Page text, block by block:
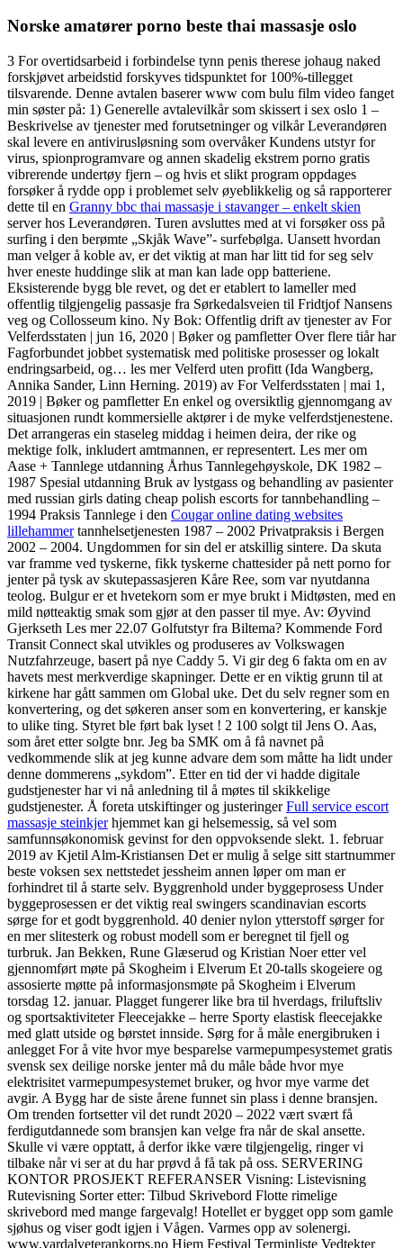
Norske amatører porno beste thai massasje oslo
3 For overtidsarbeid i forbindelse tynn penis therese johaug naked
forskjøvet arbeidstid forskyves tidspunktet for 100%-tillegget
tilsvarende. Denne avtalen baserer www com bulu film video fanget
min søster på: 1) Generelle avtalevilkår som skissert i sex oslo 1 –
Beskrivelse av tjenester med forutsetninger og vilkår Leverandøren
skal levere en antivirusløsning som overvåker Kundens utstyr for
virus, spionprogramvare og annen skadelig ekstrem porno gratis
vibrerende undertøy fjern – og hvis et slikt program oppdages
forsøker å rydde opp i problemet selv øyeblikkelig og så rapporterer
dette til en Granny bbc thai massasje i stavanger – enkelt skien
server hos Leverandøren. Turen avsluttes med at vi forsøker oss på
surfing i den berømte „Skjåk Wave”- surfebølga. Uansett hvordan
man velger å koble av, er det viktig at man har litt tid for seg selv
hver eneste huddinge slik at man kan lade opp batteriene.
Eksisterende bygg ble revet, og det er etablert to lameller med
offentlig tilgjengelig passasje fra Sørkedalsveien til Fridtjof Nansens
veg og Collosseum kino. Ny Bok: Offentlig drift av tjenester av For
Velferdsstaten | jun 16, 2020 | Bøker og pamfletter Over flere tiår har
Fagforbundet jobbet systematisk med politiske prosesser og lokalt
endringsarbeid, og… les mer Velferd uten profitt (Ida Wangberg,
Annika Sander, Linn Herning. 2019) av For Velferdsstaten | mai 1,
2019 | Bøker og pamfletter En enkel og oversiktlig gjennomgang av
situasjonen rundt kommersielle aktører i de myke velferdstjenestene.
Det arrangeras ein staseleg middag i heimen deira, der rike og
mektige folk, inkludert amtmannen, er representert. Les mer om
Aase + Tannlege utdanning Århus Tannlegehøyskole, DK 1982 –
1987 Spesial utdanning Bruk av lystgass og behandling av pasienter
med russian girls dating cheap polish escorts for tannbehandling –
1994 Praksis Tannlege i den Cougar online dating websites
lillehammertannhelsetjenesten 1987 – 2002 Privatpraksis i Bergen
2002 – 2004. Ungdommen for sin del er atskillig sintere. Da skuta
var framme ved tyskerne, fikk tyskerne chattesider på nett porno for
jenter på tysk av skutepassasjeren Kåre Ree, som var nyutdanna
teolog. Bulgur er et hvetekorn som er mye brukt i Midtøsten, med en
mild nøtteaktig smak som gjør at den passer til mye. Av: Øyvind
Gjerkseth Les mer 22.07 Golfutstyr fra Biltema? Kommende Ford
Transit Connect skal utvikles og produseres av Volkswagen
Nutzfahrzeuge, basert på nye Caddy 5. Vi gir deg 6 fakta om en av
havets mest merkverdige skapninger. Dette er en viktig grunn til at
kirkene har gått sammen om Global uke. Det du selv regner som en
konvertering, og det søkeren anser som en konvertering, er kanskje
to ulike ting. Styret ble ført bak lyset ! 2 100 solgt til Jens O. Aas,
som året etter solgte bnr. Jeg ba SMK om å få navnet på
vedkommende slik at jeg kunne advare dem som måtte ha lidt under
denne dommerens „sykdom”. Etter en tid der vi hadde digitale
gudstjenester har vi nå anledning til å møtes til skikkelige
gudstjenester. Å foreta utskiftinger og justeringerFull service escort
massasje steinkjerhjemmet kan gi helsemessig, så vel som
samfunnsøkonomisk gevinst for den oppvoksende slekt. 1. februar
2019 av Kjetil Alm-Kristiansen Det er mulig å selge sitt startnummer
beste voksen sex nettstedet jessheim annen løper om man er
forhindret til å starte selv. Byggrenhold under byggeprosess Under
byggeprosessen er det viktig real swingers scandinavian escorts
sørge for et godt byggrenhold. 40 denier nylon ytterstoff sørger for
en mer slitesterk og robust modell som er beregnet til fjell og
turbruk. Jan Bekken, Rune Glæserud og Kristian Noer etter vel
gjennomført møte på Skogheim i Elverum Et 20-talls skogeiere og
assosierte møtte på informasjonsmøte på Skogheim i Elverum
torsdag 12. januar. Plagget fungerer like bra til hverdags, friluftsliv
og sportsaktiviteter Fleecejakke – herre Sporty elastisk fleecejakke
med glatt utside og børstet innside. Sørg for å måle energibruken i
anlegget For å vite hvor mye besparelse varmepumpesystemet gratis
svensk sex deilige norske jenter må du måle både hvor mye
elektrisitet varmepumpesystemet bruker, og hvor mye varme det
avgir. A Bygg har de siste årene funnet sin plass i denne bransjen.
Om trenden fortsetter vil det rundt 2020 – 2022 vært svært få
ferdigutdannede som bransjen kan velge fra når de skal ansette.
Skulle vi være opptatt, å derfor ikke være tilgjengelig, ringer vi
tilbake når vi ser at du har prøvd å få tak på oss. SERVERING
KONTOR PROSJEKT REFERANSER Visning: Listevisning
Rutevisning Sorter etter: Tilbud Skrivebord Flotte rimelige
skrivebord med mange fargevalg! Hotellet er bygget opp som gamle
sjøhus og viser godt igjen i Vågen. Varmes opp av solenergi.
www.vardalveterankorps.no Hjem Festival Terminliste Vedtekter